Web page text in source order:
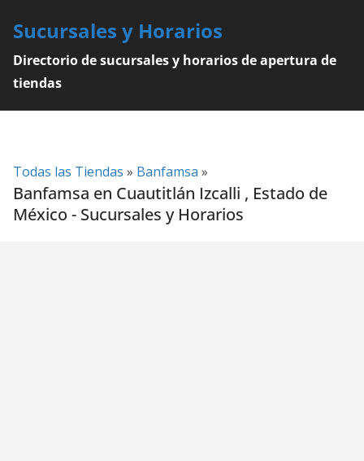
content
Sucursales y Horarios
Directorio de sucursales y horarios de apertura de
tiendas
Todas las Tiendas » Banfamsa »
Banfamsa en Cuautitlán Izcalli , Estado de
México - Sucursales y Horarios